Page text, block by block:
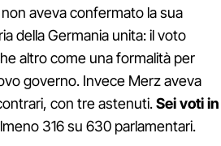
aveva confermato la sua
della Germania unita: il voto
altro come una formalità per
governo. Invece Merz aveva
con tre astenuti.Sei voti in
316 su 630 parlamentari.